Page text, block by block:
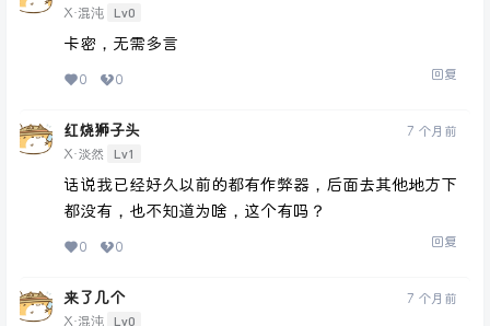
X·混沌 Lv0
卡密，无需多言
0 0 回复
红烧狮子头
X·淡然 Lv1
7 个月前
话说我已经好久以前的都有作弊器，后面去其他地方下
都没有，也不知道为啥，这个有吗？
0 0 回复
来了几个
X·混沌 Lv0
7 个月前